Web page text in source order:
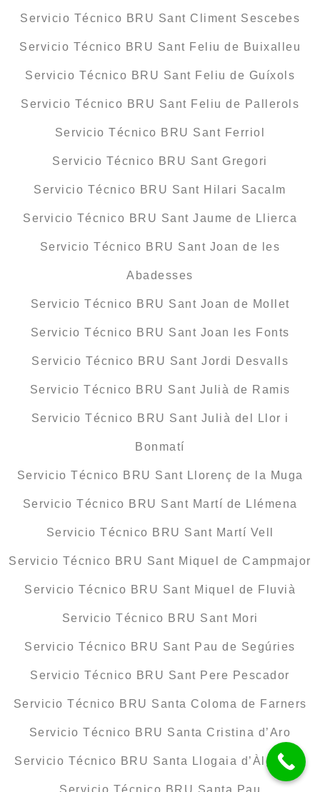
Servicio Técnico BRU Sant Climent Sescebes
Servicio Técnico BRU Sant Feliu de Buixalleu
Servicio Técnico BRU Sant Feliu de Guíxols
Servicio Técnico BRU Sant Feliu de Pallerols
Servicio Técnico BRU Sant Ferriol
Servicio Técnico BRU Sant Gregori
Servicio Técnico BRU Sant Hilari Sacalm
Servicio Técnico BRU Sant Jaume de Llierca
Servicio Técnico BRU Sant Joan de les
Abadesses
Servicio Técnico BRU Sant Joan de Mollet
Servicio Técnico BRU Sant Joan les Fonts
Servicio Técnico BRU Sant Jordi Desvalls
Servicio Técnico BRU Sant Julià de Ramis
Servicio Técnico BRU Sant Julià del Llor i
Bonmatí
Servicio Técnico BRU Sant Llorenç de la Muga
Servicio Técnico BRU Sant Martí de Llémena
Servicio Técnico BRU Sant Martí Vell
Servicio Técnico BRU Sant Miquel de Campmajor
Servicio Técnico BRU Sant Miquel de Fluvià
Servicio Técnico BRU Sant Mori
Servicio Técnico BRU Sant Pau de Segúries
Servicio Técnico BRU Sant Pere Pescador
Servicio Técnico BRU Santa Coloma de Farners
Servicio Técnico BRU Santa Cristina d’Aro
Servicio Técnico BRU Santa Llogaia d’Àlguema
Servicio Técnico BRU Santa Pau